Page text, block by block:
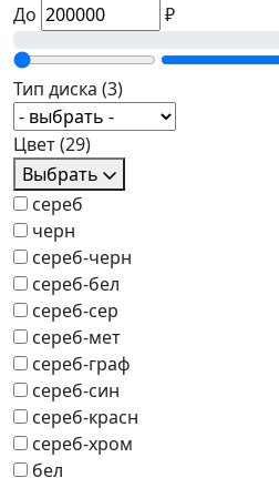
До
₽
Тип диска (3)
Цвет(29)
Выбрать
сереб
черн
сереб-черн
сереб-бел
сереб-сер
сереб-мет
сереб-граф
сереб-син
сереб-красн
сереб-хром
бел